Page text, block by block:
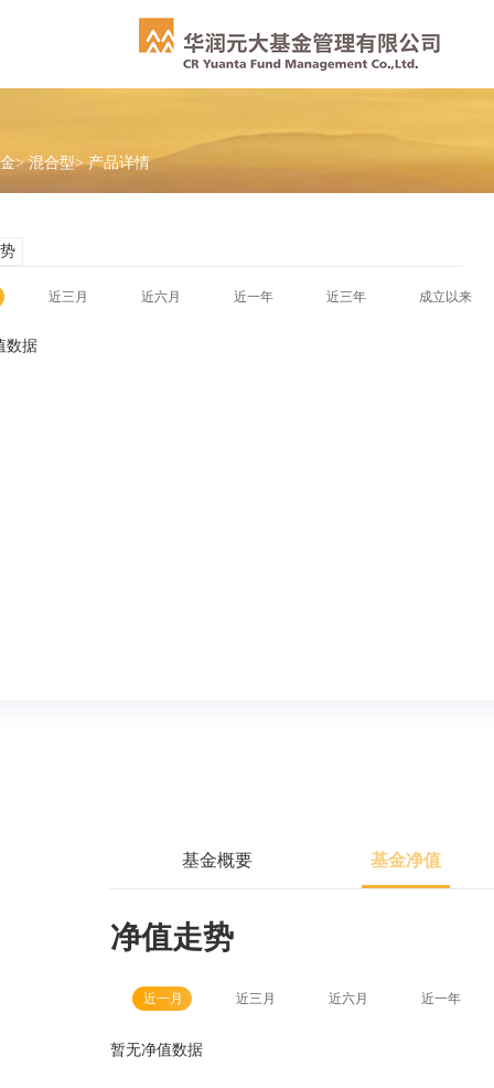
> 混合型> 产品详情
近三月 近六月 近一年 近三年 成立以来
数据
基金概要 基金净值
净值走势
近一月 近三月 近六月 近一年
暂无净值数据